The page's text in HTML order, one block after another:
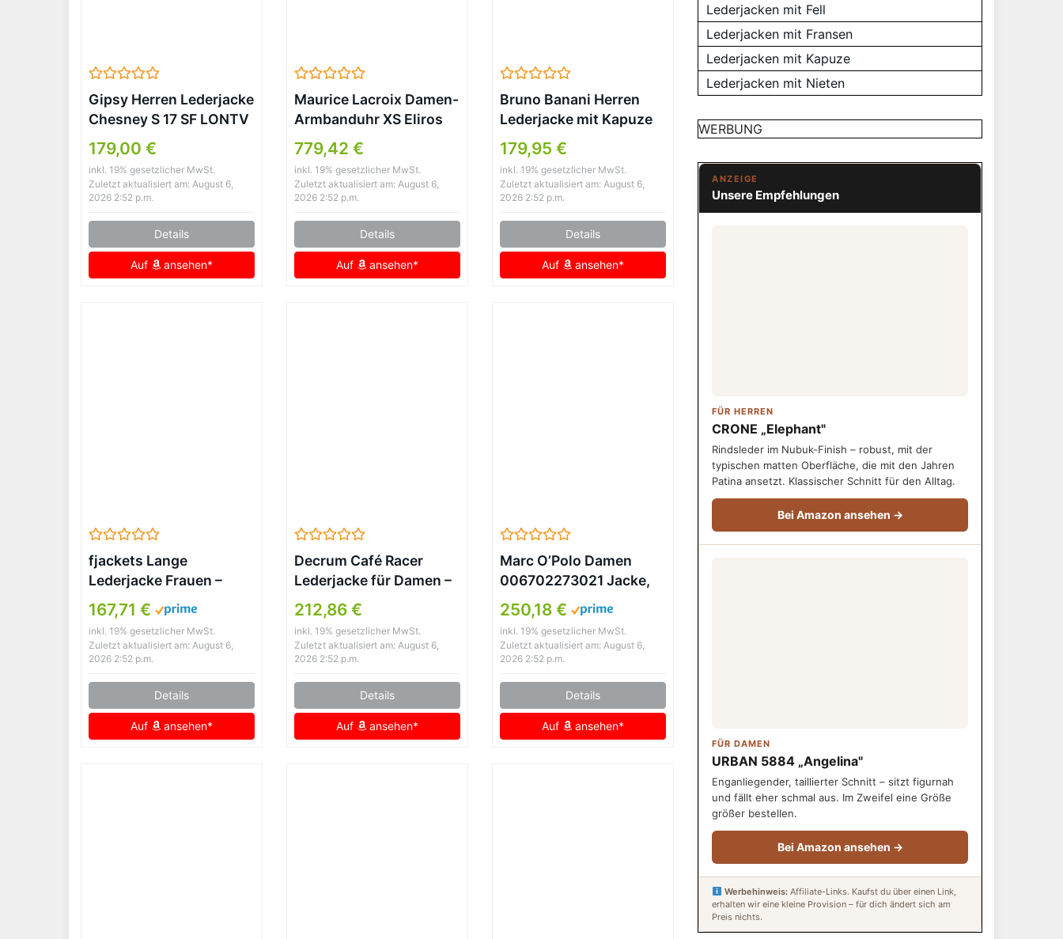
Gipsy Herren Lederjacke
Chesney S 17 SF LONTV
antrazit (XXL)
179,00 €
inkl. 19% gesetzlicher MwSt.
Zuletzt aktualisiert am: August 6,
2026 2:52 p.m.
Details
Auf ansehen*
Maurice Lacroix Damen-
Armbanduhr XS Eliros
Analog Quarz Leder
EL1084-SS001-310
779,42 €
inkl. 19% gesetzlicher MwSt.
Zuletzt aktualisiert am: August 6,
2026 2:52 p.m.
Details
Auf ansehen*
Bruno Banani Herren
Lederjacke mit Kapuze
aus Lammnappa
179,95 €
inkl. 19% gesetzlicher MwSt.
Zuletzt aktualisiert am: August 6,
2026 2:52 p.m.
Details
Auf ansehen*
fjackets Lange
Lederjacke Frauen –
Echtes Lammfell Leder
Motorradjacke & Mäntel
für Damen, Victoria
Brown, L
167,71 €
inkl. 19% gesetzlicher MwSt.
Zuletzt aktualisiert am: August 6,
2026 2:52 p.m.
Details
Auf ansehen*
Decrum Café Racer
Lederjacke für Damen –
Lammleder, Schwarz
212,86 €
inkl. 19% gesetzlicher MwSt.
Zuletzt aktualisiert am: August 6,
2026 2:52 p.m.
Details
Auf ansehen*
Marc O’Polo Damen
006702273021 Jacke,
Schwarz (Black 990),
(Herstellergröße: 42)
250,18 €
inkl. 19% gesetzlicher MwSt.
Zuletzt aktualisiert am: August 6,
2026 2:52 p.m.
Details
Auf ansehen*
Lederjacken mit Fell
Lederjacken mit Fransen
Lederjacken mit Kapuze
Lederjacken mit Nieten
WERBUNG
ANZEIGE
Unsere Empfehlungen
FÜR HERREN
CRONE „Elephant"
Rindsleder im Nubuk-Finish – robust, mit der
typischen matten Oberfläche, die mit den Jahren
Patina ansetzt. Klassischer Schnitt für den Alltag.
Bei Amazon ansehen →
FÜR DAMEN
URBAN 5884 „Angelina"
Enganliegender, taillierter Schnitt – sitzt figurnah
und fällt eher schmal aus. Im Zweifel eine Größe
größer bestellen.
Bei Amazon ansehen →
Werbehinweis:Affiliate-Links. Kaufst du über einen Link,
erhalten wir eine kleine Provision – für dich ändert sich am
Preis nichts.